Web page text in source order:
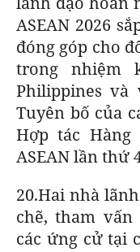
ASEAN 2026
đóng góp cho
trong nhiệm
Philippines
Tuyên bố của
Hợp tác
ASEAN lần thứ
20.Hai nhà
chẽ, tham
các ứng cử tại